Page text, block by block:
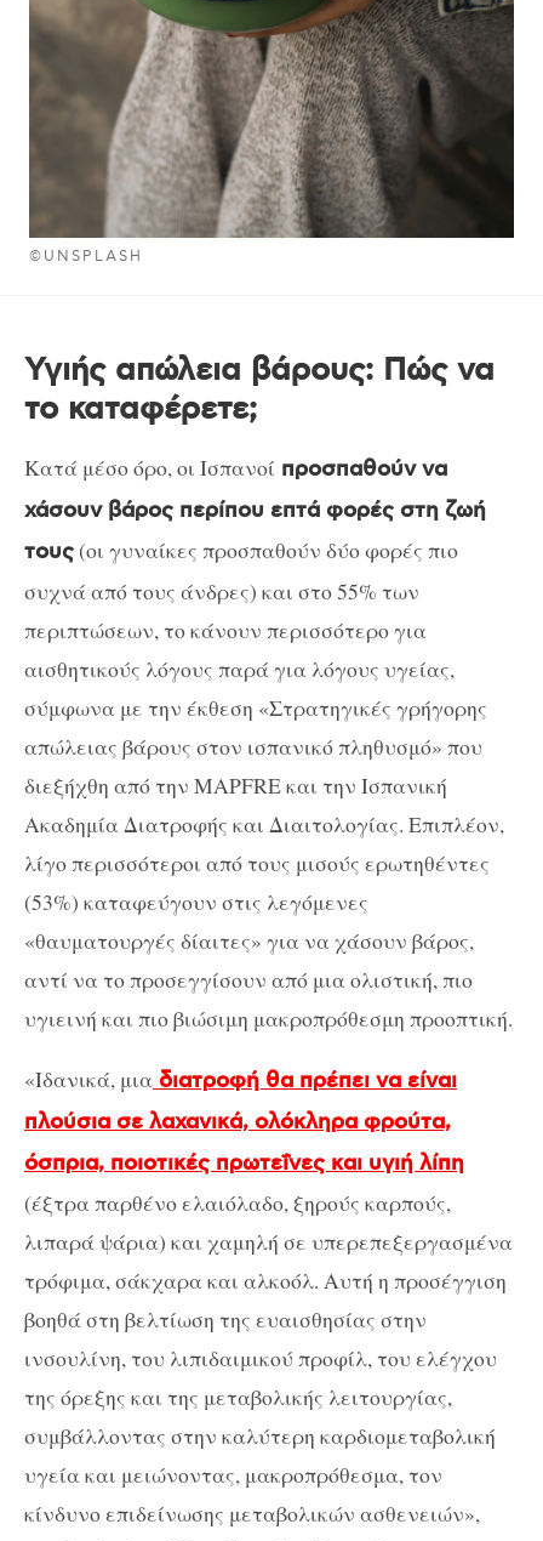
©UNSPLASH
Υγιής απώλεια βάρους: Πώς να
το καταφέρετε;
Κατά μέσο όρο, οι Ισπανοί προσπαθούν να
χάσουν βάρος περίπου επτά φορές στη ζωή
τους (οι γυναίκες προσπαθούν δύο φορές πιο
συχνά από τους άνδρες) και στο 55% των
περιπτώσεων, το κάνουν περισσότερο για
αισθητικούς λόγους παρά για λόγους υγείας,
σύμφωνα με την έκθεση «Στρατηγικές γρήγορης
απώλειας βάρους στον ισπανικό πληθυσμό» που
διεξήχθη από την MAPFRE και την Ισπανική
Ακαδημία Διατροφής και Διαιτολογίας. Επιπλέον,
λίγο περισσότεροι από τους μισούς ερωτηθέντες
(53%) καταφεύγουν στις λεγόμενες
«θαυματουργές δίαιτες» για να χάσουν βάρος,
αντί να το προσεγγίσουν από μια ολιστική, πιο
υγιεινή και πιο βιώσιμη μακροπρόθεσμη προοπτική.
«Ιδανικά, μια διατροφή θα πρέπει να είναι
πλούσια σε λαχανικά, ολόκληρα φρούτα,
όσπρια, ποιοτικές πρωτεΐνες και υγιή λίπη
(έξτρα παρθένο ελαιόλαδο, ξηρούς καρπούς,
λιπαρά ψάρια) και χαμηλή σε υπερεπεξεργασμένα
τρόφιμα, σάκχαρα και αλκοόλ. Αυτή η προσέγγιση
βοηθά στη βελτίωση της ευαισθησίας στην
ινσουλίνη, του λιπιδαιμικού προφίλ, του ελέγχου
της όρεξης και της μεταβολικής λειτουργίας,
συμβάλλοντας στην καλύτερη καρδιομεταβολική
υγεία και μειώνοντας, μακροπρόθεσμα, τον
κίνδυνο επιδείνωσης μεταβολικών ασθενειών»,